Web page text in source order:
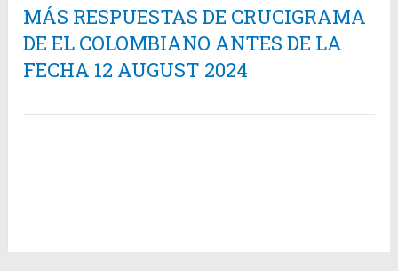
MÁS RESPUESTAS DE CRUCIGRAMA
DE EL COLOMBIANO ANTES DE LA
FECHA 12 AUGUST 2024